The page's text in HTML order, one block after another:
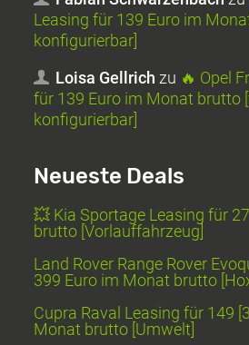
Leasing für 139 Euro im
konfigurierbar]
Loisa Gellrich zu 🔥 Opel
für 139 Euro im Monat brutto
konfigurierbar]
Neueste Deals
💥 Kia Sportage Leasing für
brutto [Vorlauffahrzeug]
Land Rover Range Rover
399 Euro im Monat brutto
Cupra Raval Leasing für 149
Monat brutto [Umwelt]